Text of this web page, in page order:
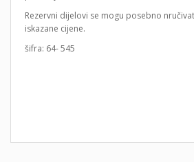
Rezervni dijelovi se mogu posebno
iskazane cijene.
šifra: 64- 545